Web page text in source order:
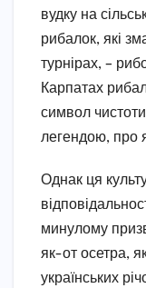
вудку на
рибалок, які
турнірах, –
Карпатах
символ
легендою, про
Однак ця
минулому
як-от осетра,
українських